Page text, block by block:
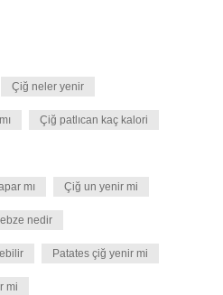
Çiğ neler yenir
Çiğ patlıcan kaç kalori
mı Çiğ un yenir mi
nedir
Patates çiğ yenir mi
mi